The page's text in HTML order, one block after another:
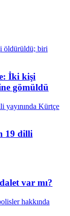
İki kişi
gömüldü
19 dilli
var mı?